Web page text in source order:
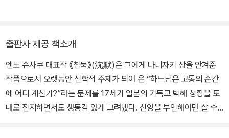
의 세계]로 돌아올 수밖에 없었다는 자전적 소설 《아덴까지》를 발표
했는데, 그 6개월 뒤에 《백색인白い人》을 발표하였고, 또 6개월 뒤
에 《황색인黃色い人》을 발표했다. 그리고 백색인으로 1955년 제3
3회 아쿠타가와상을 수상한다. 《아덴까지》의 작품 의식을 기반으로
한 《신의 아이(백색인) 신들의 아이(황색인)》 역시 엔도가 유럽과 동
출판사 제공 책소개
엔도 슈사쿠 대표작 《침묵》(沈默)은 그에게 다니자키 상을 안겨준
작품으로서 오랫동안 신학적 주제가 되어 온 “하느님은 고통의 순간
에 어디 계신가?”라는 문제를 17세기 일본의 기독교 박해 상황을 토
대로 진지하면서도 생동감 있게 그려냈다. 신앙을 부인해야만 살 수